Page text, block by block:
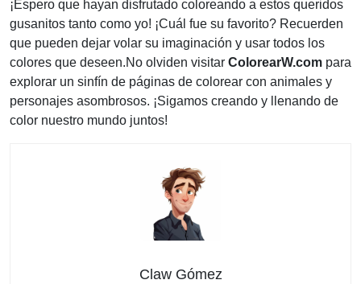
¡Espero que hayan disfrutado coloreando a estos queridos
gusanitos tanto como yo! ¡Cuál fue su favorito? Recuerden
que pueden dejar volar su imaginación y usar todos los
colores que deseen.No olviden visitar ColorearW.com para
explorar un sinfín de páginas de colorear con animales y
personajes asombrosos. ¡Sigamos creando y llenando de
color nuestro mundo juntos!
Claw Gómez